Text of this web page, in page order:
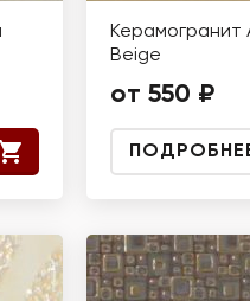
Керамогранит
Beige
от 550 ₽